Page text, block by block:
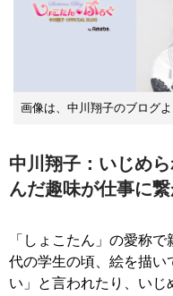
画像は、中川翔子のブログよ
中川翔子：いじめ
んだ趣味が仕事に
「しょこたん」の愛称
代の学生の頃、絵を描い
い」と言われたり、いじ